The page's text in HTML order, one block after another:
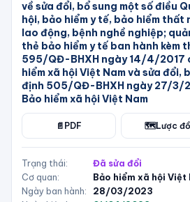
về sửa đổi, bổ sung một số điều
hội, bảo hiểm y tế, bảo hiểm thất
lao động, bệnh nghề nghiệp;
thẻ bảo hiểm y tế ban hành kèm
595/QĐ-BHXH ngày 14/4/2017
hiểm xã hội Việt Nam và sửa đổi,
định 505/QĐ-BHXH ngày 27/3/
Bảo hiểm xã hội Việt Nam
📄 PDF 🗺️Lược đồ
Trạng thái:
Đã sửa đổi
Cơ quan:
Bảo hiểm xã hội Việt
Ngày ban hành:
28/03/2023